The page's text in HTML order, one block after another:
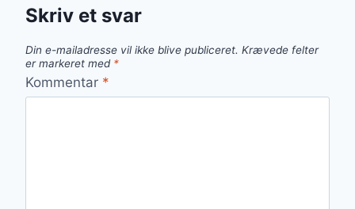
Skriv et svar
Din e-mailadresse vil ikke blive publiceret. Krævede felter
er markeret med *
Kommentar *